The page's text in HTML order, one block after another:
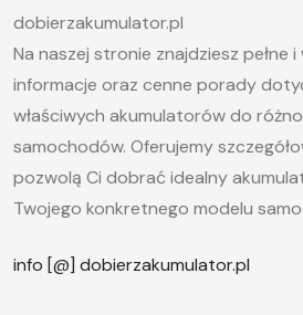
dobierzakumulator.pl
Na naszej stronie znajdziesz pełne
informacje oraz cenne porady
właściwych akumulatorów do
samochodów. Oferujemy
pozwolą Ci dobrać idealny
Twojego konkretnego modelu
info [@] dobierzakumulator.pl